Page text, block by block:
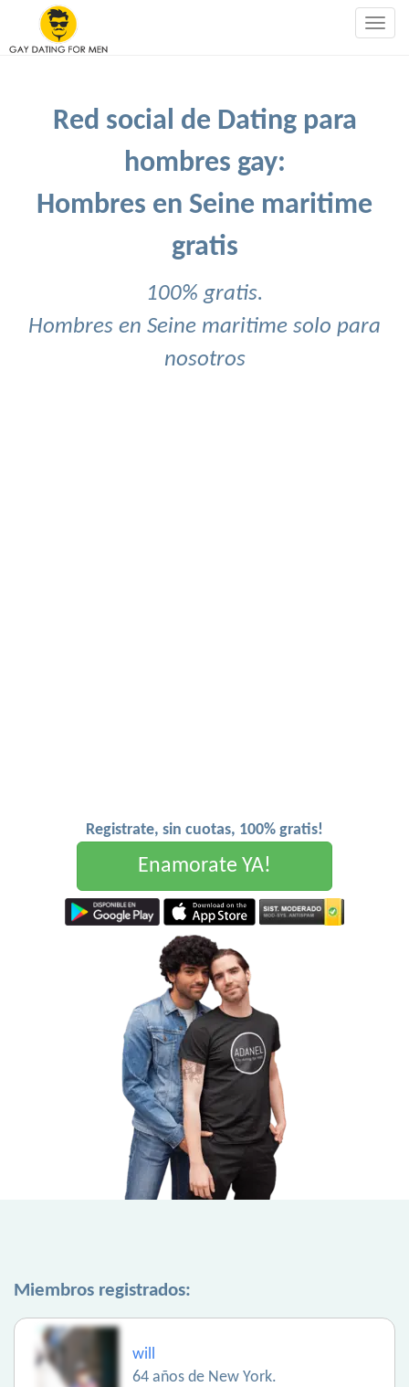
Red social de Dating para
hombres gay:
Hombres en Seine maritime
gratis
100% gratis.
Hombres en Seine maritime solo para
nosotros
Registrate, sin cuotas, 100% gratis!
Enamorate YA!
Miembros registrados:
will
64 años de New York.